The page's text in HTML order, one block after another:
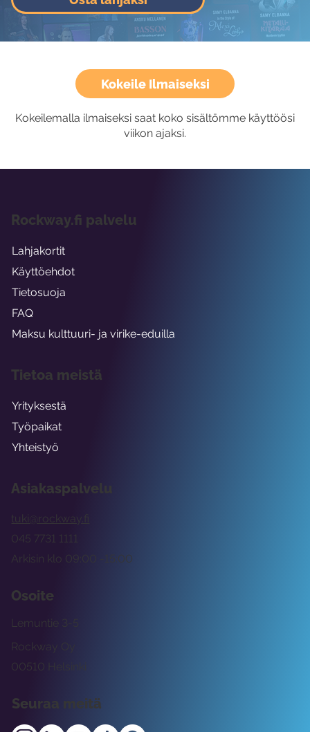
Kokeile Ilmaiseksi
Kokeilemalla ilmaiseksi saat koko sisältömme käyttöösi
viikon ajaksi.
Asiakaspalvelu
tuki@rockway.fi
Arkisin klo 09:00 -15:00
045 7731 1111
Osoite
Rockway Oy
Lemuntie 3-5
00510 Helsinki
Seuraa meitä
Rockway.fi palvelu
Lahjakortit
Käyttöehdot
Tietosuoja
FAQ
Maksu kulttuuri- ja virike-eduilla
Tietoa meistä
Yrityksestä
Työpaikat
Yhteistyö